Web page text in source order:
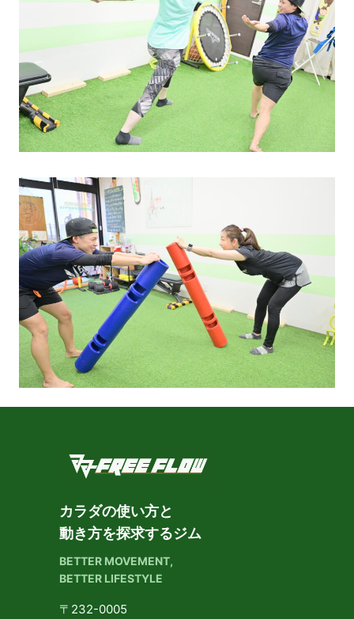
カラダの使い方と
動き方を探求するジム
BETTER MOVEMENT,
BETTER LIFESTYLE
〒232-0005